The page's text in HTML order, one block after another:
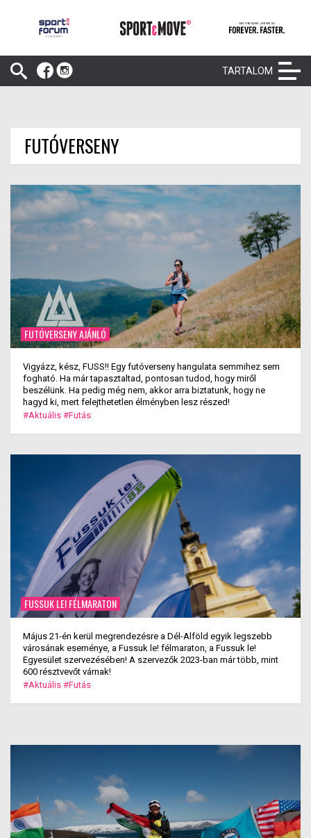
TARTALOM
FUTÓVERSENY
FUTÓVERSENY AJÁNLÓ
Vigyázz, kész, FUSS!! Egy futóverseny hangulata semmihez sem
fogható. Ha már tapasztaltad, pontosan tudod, hogy miről
beszélünk. Ha pedig még nem, akkor arra biztatunk, hogy ne
hagyd ki, mert felejthetetlen élményben lesz részed!
#Aktuális #Futás
FUSSUK LE! FÉLMARATON
Május 21-én kerül megrendezésre a Dél-Alföld egyik legszebb
városának eseménye, a Fussuk le! félmaraton, a Fussuk le!
Egyesület szervezésében! A szervezők 2023-ban már több, mint
600 résztvevőt várnak!
#Aktuális #Futás